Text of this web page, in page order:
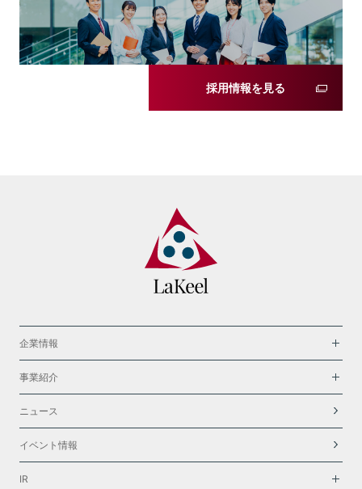
採用情報を見る
企業情報
事業紹介
ニュース
イベント情報
IR